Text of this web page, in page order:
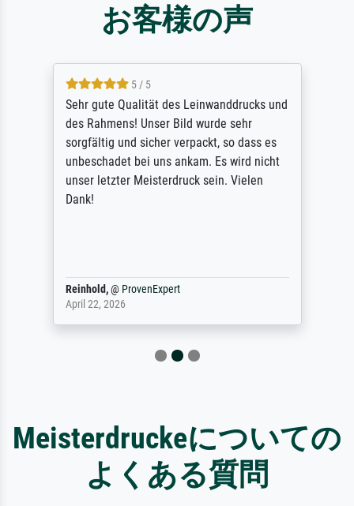
お客様の声
5 / 5
Sehr gute Qualität des Leinwanddrucks und
des Rahmens! Unser Bild wurde sehr
sorgfältig und sicher verpackt, so dass es
unbeschadet bei uns ankam. Es wird nicht
unser letzter Meisterdruck sein. Vielen
Dank!
Reinhold,@ ProvenExpert
April 22, 2026
Meisterdruckeについての
よくある質問